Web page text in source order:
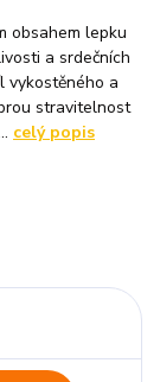
obsahem lepku
a srdečních
vykostěného a
stravitelnost
celý popis